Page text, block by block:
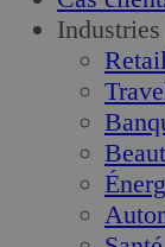
Industries